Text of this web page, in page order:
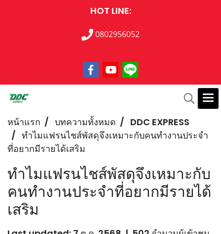
HOT LINE:
0802956052
หน้าแรก บทความทั้งหมด
DDC EXPRESS
ทำไมแฟรนไชส์พัสดุจึงเหมาะกับคนทำงานประจำ
ที่อยากมีรายได้เสริม
ทำไมแฟรนไชส์พัสดุจึงเหมาะกับ
คนทำงานประจำที่อยากมีรายได้
เสริม